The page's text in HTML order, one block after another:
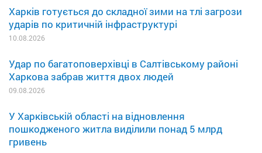
Харків готується до складної зими на тлі загрози
ударів по критичній інфраструктурі
10.08.2026
Удар по багатоповерхівці в Салтівському районі
Харкова забрав життя двох людей
09.08.2026
У Харківській області на відновлення
пошкодженого житла виділили понад 5 млрд
гривень